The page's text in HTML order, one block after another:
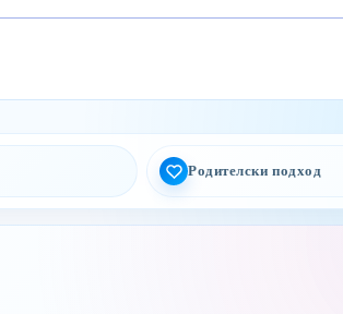
Родителски подход